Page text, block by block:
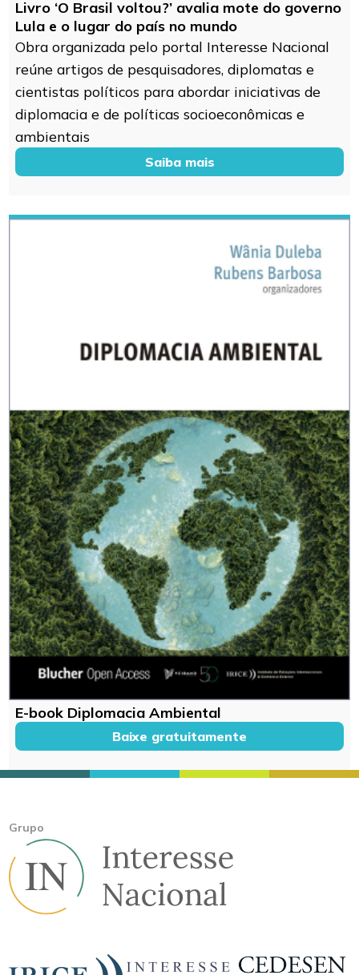
Livro ‘O Brasil voltou?’ avalia mote do governo
Lula e o lugar do país no mundo
Obra organizada pelo portal Interesse Nacional
reúne artigos de pesquisadores, diplomatas e
cientistas políticos para abordar iniciativas de
diplomacia e de políticas socioeconômicas e
ambientais
Saiba mais
E-book Diplomacia Ambiental
Baixe gratuitamente
Grupo